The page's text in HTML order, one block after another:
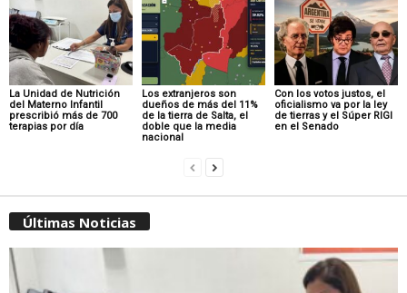
La Unidad de Nutrición
del Materno Infantil
prescribió más de 700
terapias por día
Los extranjeros son
dueños de más del 11%
de la tierra de Salta, el
doble que la media
nacional
Con los votos justos, el
oficialismo va por la ley
de tierras y el Súper RIGI
en el Senado
Últimas Noticias